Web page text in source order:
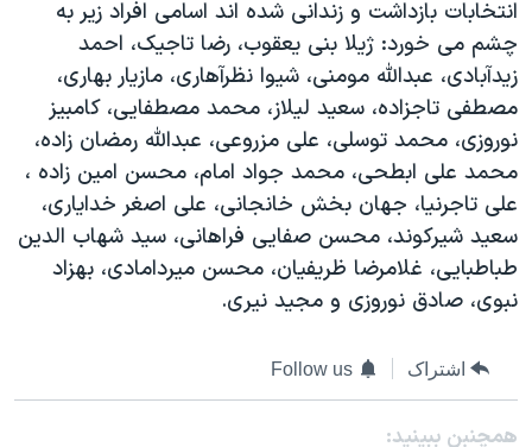
انتخابات بازداشت و زندانی شده اند اسامی افراد زير به
چشم می خورد: ژيلا بنی يعقوب، رضا تاجيک، احمد
زيدآبادی، عبدالله مومنی، شيوا نظرآهاری، مازيار بهاری،
مصطفی تاجزاده، سعيد ليلاز، محمد مصطفايی، کامبيز
نوروزی، محمد توسلی، علی مزروعی، عبدالله رمضان زاده،
محمد علی ابطحی، محمد جواد امام، محسن امين زاده ،
علی تاجرنيا، جهان بخش خانجانی، علی اصغر خداياری،
سعيد شيركوند، محسن صفايی فراهانی، سيد شهاب الدين
طباطبايی، غلامرضا ظريفيان، محسن ميردامادی، بهزاد
نبوی، صادق نوروزی و مجيد نيری.
اشتراک Follow us
همچنبن ببینید: